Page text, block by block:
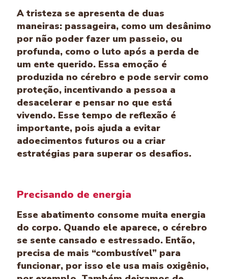
A tristeza se apresenta de duas
maneiras: passageira, como um desânimo
por não poder fazer um passeio, ou
profunda, como o luto após a perda de
um ente querido. Essa emoção é
produzida no cérebro e pode servir como
proteção, incentivando a pessoa a
desacelerar e pensar no que está
vivendo. Esse tempo de reflexão é
importante, pois ajuda a evitar
adoecimentos futuros ou a criar
estratégias para superar os desafios.
Precisando de energia
Esse abatimento consome muita energia
do corpo. Quando ele aparece, o cérebro
se sente cansado e estressado. Então,
precisa de mais “combustível” para
funcionar, por isso ele usa mais oxigênio,